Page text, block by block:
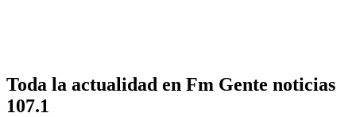
Toda la actualidad en Fm Gente noticias
107.1